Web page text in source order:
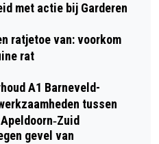
met actie bij Garderen
ratjetoe van: voorkom
rat
A1 Barneveld-
tussen
gevel van